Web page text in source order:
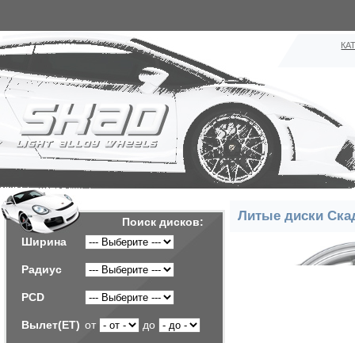
Поиск дисков:
Ширина
Радиус
PCD
Вылет(ET) от до
Литые диски